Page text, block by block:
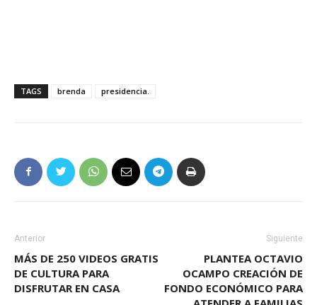
TAGS brenda presidencia.
Anterior
MÁS DE 250 VIDEOS GRATIS
DE CULTURA PARA
DISFRUTAR EN CASA
Siguiente
PLANTEA OCTAVIO
OCAMPO CREACIÓN DE
FONDO ECONÓMICO PARA